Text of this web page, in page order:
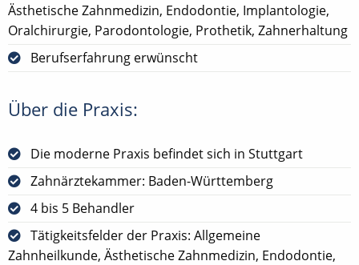
Ästhetische Zahnmedizin, Endodontie, Implantologie,
Oralchirurgie, Parodontologie, Prothetik, Zahnerhaltung
Berufserfahrung erwünscht
Über die Praxis:
Die moderne Praxis befindet sich in Stuttgart
Zahnärztekammer: Baden-Württemberg
4 bis 5 Behandler
Tätigkeitsfelder der Praxis: Allgemeine
Zahnheilkunde, Ästhetische Zahnmedizin, Endodontie,